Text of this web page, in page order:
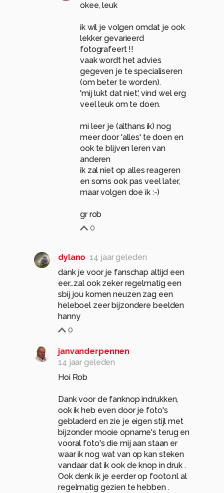
okee, leuk
ik wil je volgen omdat je ook
lekker gevarieerd
fotografeert !!
vaak wordt het advies
gegeven je te specialiseren
(om beter te worden).
'mij lukt dat niet', vind wel erg
veel leuk om te doen.
mi leer je (althans ik) nog
meer door 'alles' te doen en
ook te blijven leren van
anderen
ik zal niet op alles reageren
en soms ook pas veel later,
maar volgen doe ik :-)
gr rob
0
dylano 14 jaar geleden
dank je voor je fanschap altijd een
eer...zal ook zeker regelmatig een
sbij jou komen neuzen zag een
heleboel zeer bijzondere beelden
hanny
0
janvanderpennen
14 jaar geleden
Hoi Rob
Dank voor de fanknop indrukken,
ook ik heb even door je foto's
gebladerd en zie je eigen stijl met
bijzonder mooie opname's terug en
vooral foto's die mij aan staan er
waar ik nog wat van op kan steken
vandaar dat ik ook de knop in druk .
Ook denk ik je eerder op footo.nl al
regelmatig gezien te hebben .